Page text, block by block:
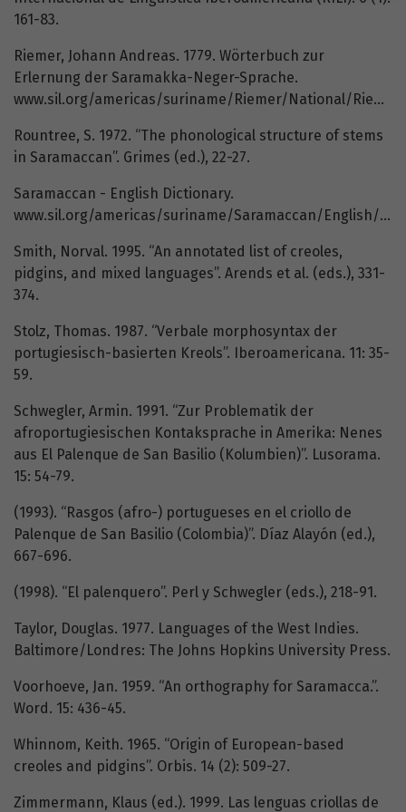
161-83.
Riemer, Johann Andreas. 1779. Wörterbuch zur
Erlernung der Saramakka-Neger-Sprache.
www.sil.org/americas/suriname/Riemer/National/RiemerNLDict.
Rountree, S. 1972. “The phonological structure of stems
in Saramaccan”. Grimes (ed.), 22-27.
Saramaccan - English Dictionary.
www.sil.org/americas/suriname/Saramaccan/English/SaramEngDictIndex.
Smith, Norval. 1995. “An annotated list of creoles,
pidgins, and mixed languages”. Arends et al. (eds.), 331-
374.
Stolz, Thomas. 1987. “Verbale morphosyntax der
portugiesisch-basierten Kreols”. Iberoamericana. 11: 35-
59.
Schwegler, Armin. 1991. “Zur Problematik der
afroportugiesischen Kontaksprache in Amerika: Nenes
aus El Palenque de San Basilio (Kolumbien)”. Lusorama.
15: 54-79.
(1993). “Rasgos (afro-) portugueses en el criollo de
Palenque de San Basilio (Colombia)”. Díaz Alayón (ed.),
667-696.
(1998). “El palenquero”. Perl y Schwegler (eds.), 218-91.
Taylor, Douglas. 1977. Languages of the West Indies.
Baltimore/Londres: The Johns Hopkins University Press.
Voorhoeve, Jan. 1959. “An orthography for Saramacca.”.
Word. 15: 436-45.
Whinnom, Keith. 1965. “Origin of European-based
creoles and pidgins”. Orbis. 14 (2): 509-27.
Zimmermann, Klaus (ed.). 1999. Las lenguas criollas de